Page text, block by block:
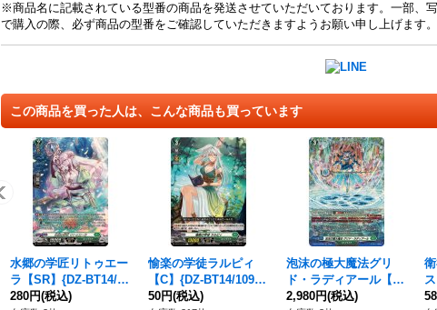
※商品名に記載されている型番の商品を発送させていただいております。一部、
で購入の際、必ず商品の型番をご確認していただきますようお願い申し上げます。
この商品を買った人は、こんな商品も買っています
水郷の学匠リトゥエー
ラ【SR】{DZ-BT14/S
R37}《ストイケイア》
280円(税込)
愉楽の学徒ラルピィ
【C】{DZ-BT14/109}
《ストイケイア》
50円(税込)
泡沫の極大魔法グリ
ド・ラディアール【F
R】{DZ-BT14/FR40}
2,980円(税込)